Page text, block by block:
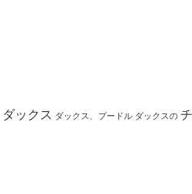
ダックス ダックス、プードル ダックスの